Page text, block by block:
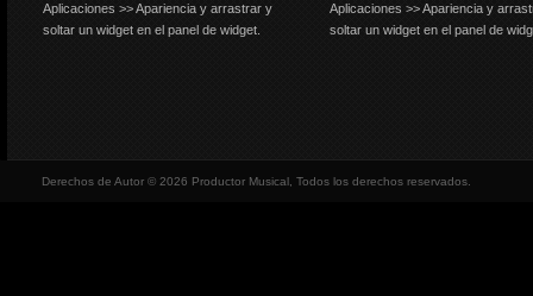
Aplicaciones >> Apariencia y arrastrar y
soltar un widget en el panel de widget.
Aplicaciones >> Apariencia y
soltar un widget en el panel de
Derechos de Autor © 2026 Productor Musical, Todos los derechos reservados.